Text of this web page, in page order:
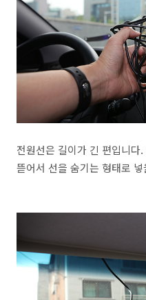
전원선은 길이가 긴 편입니다
뜯어서 선을 숨기는 형태로